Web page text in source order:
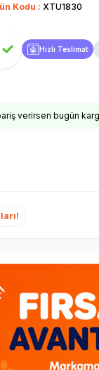
Kodu : XTU1830
Hızlı Teslimat
verirsen bugün